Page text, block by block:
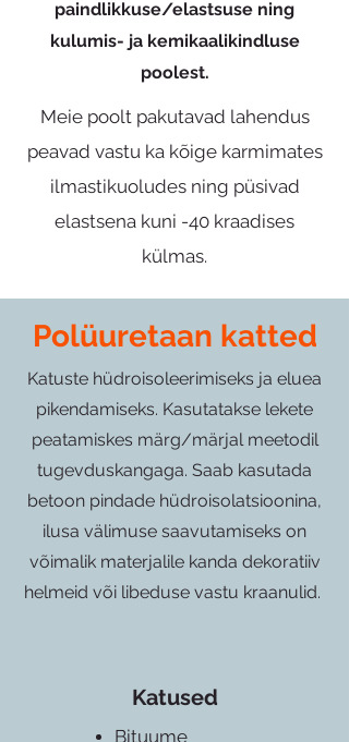
paindlikkuse/elastsuse ning
kulumis- ja kemikaalikindluse
poolest.
Meie poolt pakutavad lahendus
peavad vastu ka kõige karmimates
ilmastikuoludes ning püsivad
elastsena kuni -40 kraadises
külmas.
Polüuretaan katted
Katuste hüdroisoleerimiseks ja eluea
pikendamiseks. Kasutatakse lekete
peatamiskes märg/märjal meetodil
tugevduskangaga. Saab kasutada
betoon pindade hüdroisolatsioonina,
ilusa välimuse saavutamiseks on
võimalik materjalile kanda dekoratiiv
helmeid või libeduse vastu kraanulid.
Katused
Bituume